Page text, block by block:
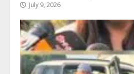
July 9, 2026